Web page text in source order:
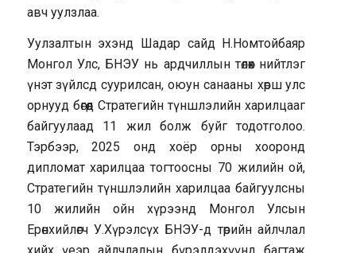
авч уулзлаа.
Уулзалтын эхэнд Шадар сайд Н.Номтойбаяр
Монгол Улс, БНЭУ нь ардчиллын төлөөх нийтлэг
үнэт зүйлсд суурилсан, оюун санааны хөрш улс
орнууд бөгөөд Стратегийн түншлэлийн харилцааг
байгуулаад 11 жил болж буйг тодотголоо.
Тэрбээр, 2025 онд хоёр орны хооронд
дипломат харилцаа тогтоосны 70 жилийн ой,
Стратегийн түншлэлийн харилцаа байгуулсны
10 жилийн ойн хүрээнд Монгол Улсын
Ерөнхийлөгч У.Хүрэлсүх БНЭУ-д төрийн айлчлал